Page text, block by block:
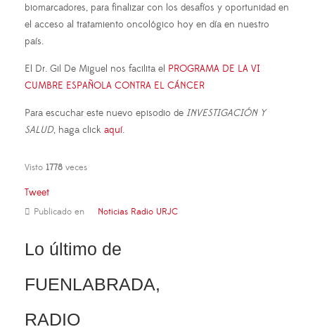
biomarcadores, para finalizar con los desafíos y oportunidad en
el acceso al tratamiento oncológico hoy en día en nuestro
país.
El Dr. Gil De Miguel nos facilita el PROGRAMA DE LA VI
CUMBRE ESPAÑOLA CONTRA EL CÁNCER
Para escuchar este nuevo episodio de INVESTIGACIÓN Y
SALUD, haga click aquí.
Visto 1778 veces
Tweet
Publicado en Noticias Radio URJC
Lo último de
FUENLABRADA,
RADIO